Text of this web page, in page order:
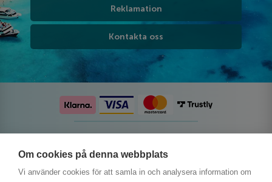
Om cookies på denna webbplats
Vi använder cookies för att samla in och analysera information om
Reklamation
Kontakta oss